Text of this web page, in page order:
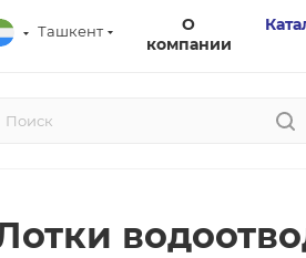
Ташкент
О
компании